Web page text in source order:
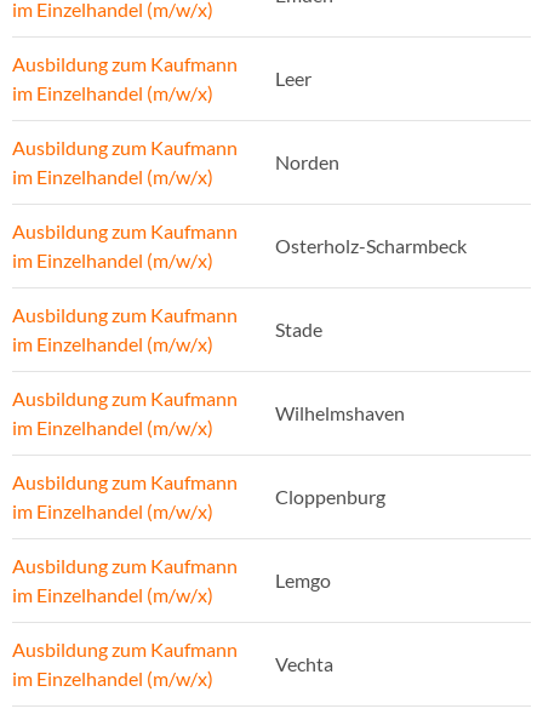
im Einzelhandel (m/w/x)
Ausbildung zum Kaufmann
im Einzelhandel (m/w/x)
Leer
Ausbildung zum Kaufmann
im Einzelhandel (m/w/x)
Norden
Ausbildung zum Kaufmann
im Einzelhandel (m/w/x)
Osterholz-Scharmbeck
Ausbildung zum Kaufmann
im Einzelhandel (m/w/x)
Stade
Ausbildung zum Kaufmann
im Einzelhandel (m/w/x)
Wilhelmshaven
Ausbildung zum Kaufmann
im Einzelhandel (m/w/x)
Cloppenburg
Ausbildung zum Kaufmann
im Einzelhandel (m/w/x)
Lemgo
Ausbildung zum Kaufmann
im Einzelhandel (m/w/x)
Vechta